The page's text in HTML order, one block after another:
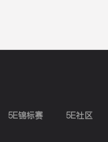
5E锦标赛 5E社区